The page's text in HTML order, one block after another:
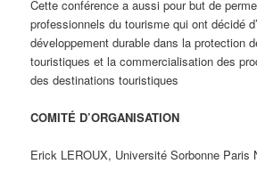
Cette conférence a aussi pour but de
professionnels du tourisme qui ont décidé
développement durable dans la protection
touristiques et la commercialisation des
des destinations touristiques
COMITÉ D’ORGANISATION
Erick LEROUX, Université Sorbonne Paris